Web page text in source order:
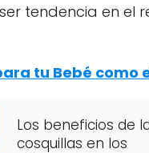
tendencia en el
tu Bebé como
Los beneficios de
cosquillas en los